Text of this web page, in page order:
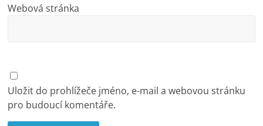
Webová stránka
Uložit do prohlížeče jméno, e-mail a webovou stránku
pro budoucí komentáře.